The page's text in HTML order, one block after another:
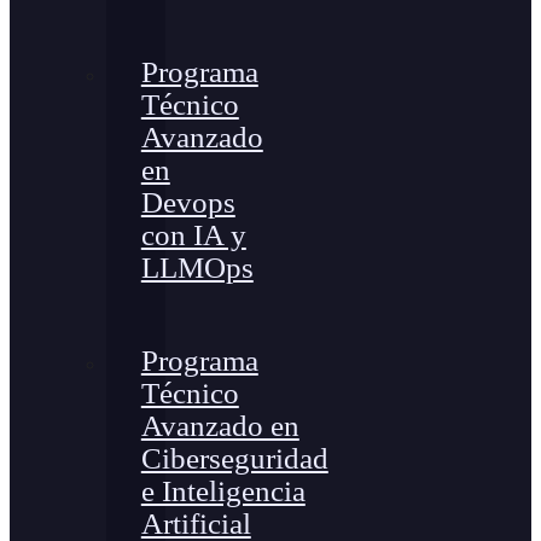
Programa
Técnico
Avanzado
en
Devops
con IA y
LLMOps
Programa
Técnico
Avanzado en
Ciberseguridad
e Inteligencia
Artificial